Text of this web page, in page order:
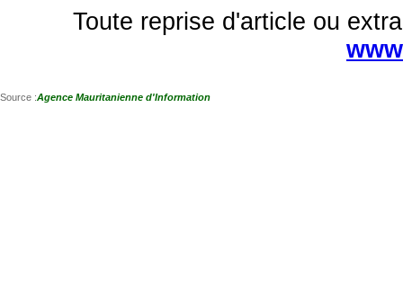
Toute reprise d'article ou
Source :Agence Mauritanienne d'Information